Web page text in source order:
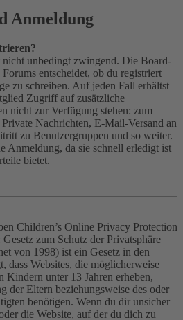
Anmeldung
nicht unbedingt zwingend. Die Board-
entscheidet, ob du registriert
zu schreiben. Auf jeden Fall erhältst
Zugriff auf zusätzliche
nicht zur Verfügung stehen: zum
Nachrichten, E-Mail-Versand an
zu Benutzergruppen und so weiter.
Anmeldung, da sie schnell erledigt ist
bietet.
Children’s Online Privacy Protection
zum Schutz der Privatsphäre
von 1998) ist ein Gesetz in den
dass Websites, die möglicherweise
Kindern unter 13 Jahren erheben,
der Eltern beziehungsweise des oder
benötigen. Wenn du dir unsicher
die Website, auf der du dich zu